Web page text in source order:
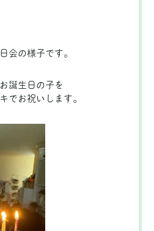
会の様子です。
誕生日の子を
でお祝いします。